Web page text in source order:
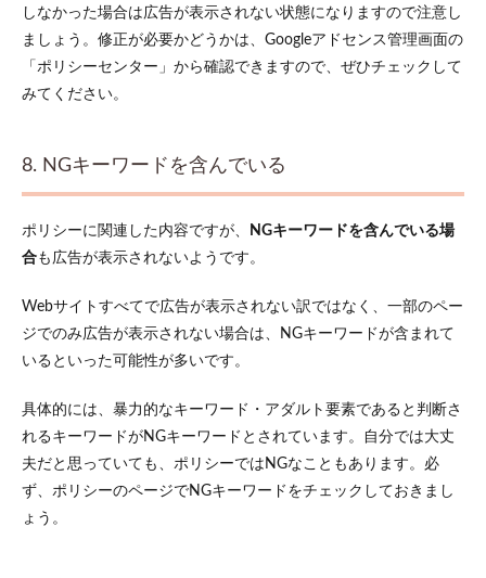
しなかった場合は広告が表示されない状態になりますので注意し
ましょう。修正が必要かどうかは、Googleアドセンス管理画面の
「ポリシーセンター」から確認できますので、ぜひチェックして
みてください。
8. NGキーワードを含んでいる
ポリシーに関連した内容ですが、
NGキーワードを含んでいる場
合も広告が表示されないようです。
Webサイト すべてで広告が表示されない訳ではなく、一部のペー
ジでのみ広告が表示されない場合は、NGキーワードが含まれて
いるといった可能性が多いです。
具体的には、暴力的なキーワード・アダルト要素であると判断さ
れるキーワードがNGキーワードとされています。自分では大丈
夫だと思っていても、ポリシーではNGなこともあります。必
ず、ポリシーのページでNGキーワードをチェックしておきまし
ょう。